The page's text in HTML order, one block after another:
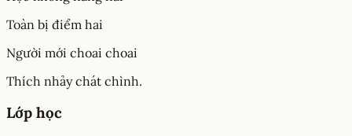
Toàn bị điểm hai
Người mới choai choai
Thích nhảy chát chình.
Lớp học